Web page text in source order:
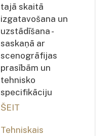
tajā skaitā
izgatavošana un
uzstādīšana -
saskaņā ar
scenogrāfijas
prasībām un
tehnisko
specifikāciju
ŠEIT
Tehniskais